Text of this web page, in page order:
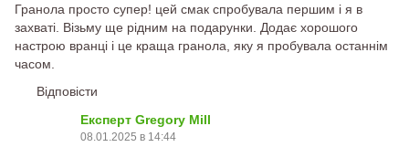
Гранола просто супер! цей смак спробувала першим і я в
захваті. Візьму ще рідним на подарунки. Додає хорошого
настрою вранці і це краща гранола, яку я пробувала останнім
часом.
Відповісти
Експерт Gregory Mill
08.01.2025 в 14:44